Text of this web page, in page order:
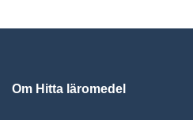
Om Hitta läromedel